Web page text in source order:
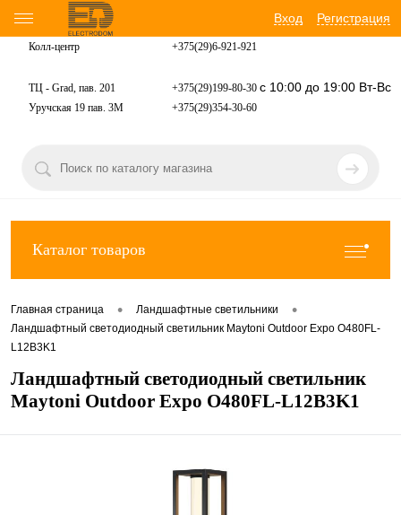
Вход Регистрация
Колл-центр +375(29)6-921-921
ТЦ - Grad, пав. 201 +375(29)199-80-30 с 10:00 до 19:00 Вт-Вс
Уручская 19 пав. 3М +375(29)354-30-60
Каталог товаров
Главная страница • Ландшафтные светильники •
Ландшафтный светодиодный светильник Maytoni Outdoor Expo O480FL-
L12B3K1
Ландшафтный светодиодный светильник
Maytoni Outdoor Expo O480FL-L12B3K1